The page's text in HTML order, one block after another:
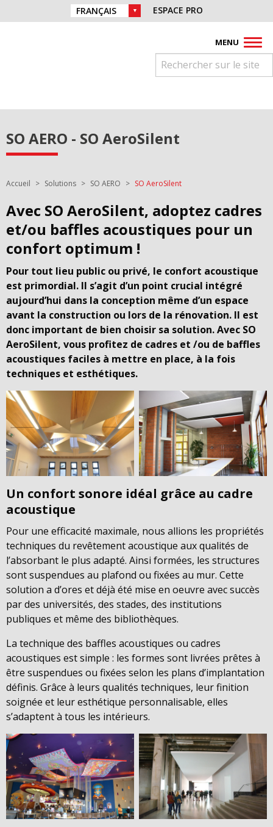
Aller directement à la navigation
Aller directement au contenu
Retrouvez nous sur :
Facebook
Instagram
YoutubePinterest
Linkedin
CHOIX DE LA LANGUE :ESPACE PRO
MENU
SO AERO - SO AeroSilent
Vous êtes ici :
Accueil Solutions SO AERO SO AeroSilent
Avec SO AeroSilent, adoptez cadres
et/ou baffles acoustiques pour un
confort optimum !
Pour tout lieu public ou privé, le confort acoustique
est primordial. Il s’agit d’un point crucial intégré
aujourd’hui dans la conception même d’un espace
avant la construction ou lors de la rénovation. Il est
donc important de bien choisir sa solution. Avec SO
AeroSilent, vous profitez de cadres et /ou de baffles
acoustiques faciles à mettre en place, à la fois
techniques et esthétiques.
Un confort sonore idéal grâce au cadre
acoustique
Pour une efficacité maximale, nous allions les propriétés
techniques du revêtement acoustique aux qualités de
l’absorbant le plus adapté. Ainsi formées, les structures
sont suspendues au plafond ou fixées au mur. Cette
solution a d’ores et déjà été mise en oeuvre avec succès
par des universités, des stades, des institutions
publiques et même des bibliothèques.
La technique des baffles acoustiques ou cadres
acoustiques est simple : les formes sont livrées prêtes à
être suspendues ou fixées selon les plans d’implantation
définis. Grâce à leurs qualités techniques, leur finition
soignée et leur esthétique personnalisable, elles
s’adaptent à tous les intérieurs.